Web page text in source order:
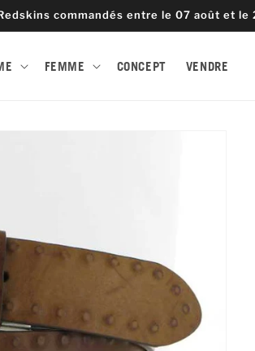
commandés entre le 07 août et
FEMME CONCEPT VENDRE